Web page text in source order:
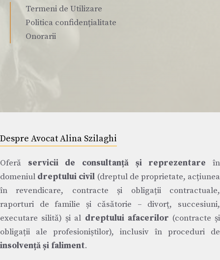
Termeni de Utilizare
Politica confidențialitate
Onorarii
Despre Avocat Alina Szilaghi
Oferă servicii de consultanță și reprezentare în
domeniul dreptului civil (dreptul de proprietate, acțiunea
în revendicare, contracte și obligații contractuale,
raporturi de familie și căsătorie – divorț, succesiuni,
executare silită) și al dreptului afacerilor (contracte și
obligații ale profesioniștilor), inclusiv în proceduri de
insolvență și faliment.